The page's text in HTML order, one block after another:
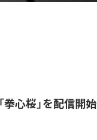
拳心桜」を配信開始